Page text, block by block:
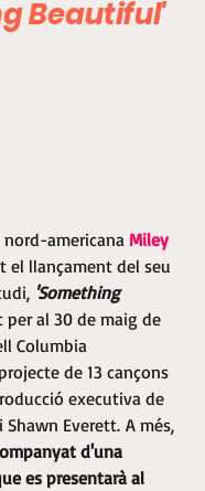
Beautiful'
americana Miley
el llançament del seu
'Something
per al 30 de maig de
Columbia
de 13 cançons
executiva de
Everett. A més,
d'una
es presentarà al